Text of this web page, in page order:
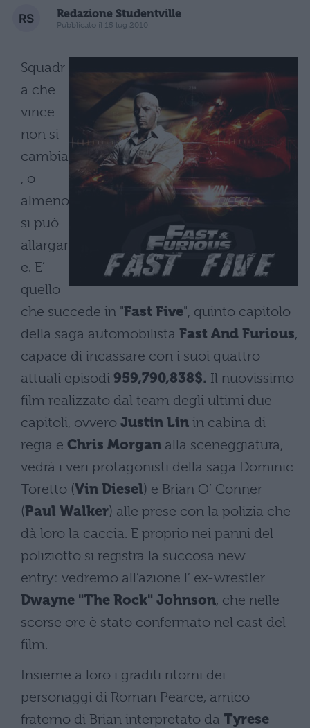
Redazione Studentville
Pubblicato il 15 lug 2010
Squadr
a che
vince
non si
cambia
, o
almeno
si può
allargar
e. E’
quello
che succede in "Fast Five", quinto capitolo
della saga automobilista Fast And Furious,
capace di incassare con i suoi quattro
attuali episodi 959,790,838$. Il nuovissimo
film realizzato dal team degli ultimi due
capitoli, ovvero Justin Lin in cabina di
regia e Chris Morgan alla sceneggiatura,
vedrà i veri protagonisti della saga Dominic
Toretto (Vin Diesel) e Brian O’ Conner
(Paul Walker) alle prese con la polizia che
dà loro la caccia. E proprio nei panni del
poliziotto si registra la succosa new
entry: vedremo all’azione l’ ex-wrestler
Dwayne "The Rock" Johnson, che nelle
scorse ore è stato confermato nel cast del
film.
Insieme a loro i graditi ritorni dei
personaggi di Roman Pearce, amico
fraterno di Brian interpretato da Tyrese